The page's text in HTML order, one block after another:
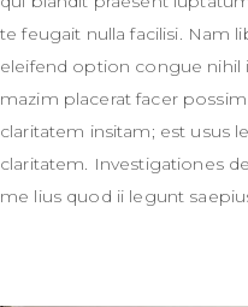
te feugait nulla facilisi. Nam
eleifend option congue
mazim placerat facer
claritatem insitam; est usus
claritatem. Investigationes
me lius quod ii legunt